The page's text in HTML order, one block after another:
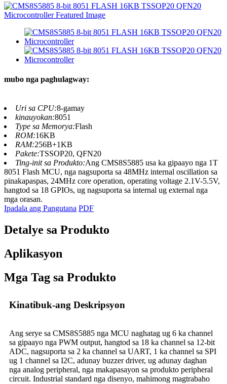
mubo nga paghulagway:
Uri sa CPU:8-gamay
kinauyokan:8051
Type sa Memorya:Flash
ROM:16KB
RAM:256B+1KB
Pakete:TSSOP20, QFN20
Ting-init sa Produkto:Ang CMS8S5885 usa ka gipaayo nga 1T
8051 Flash MCU, nga nagsuporta sa 48MHz internal oscillation sa
pinakapaspas, 24MHz core operation, operating voltage 2.1V-5.5V,
hangtod sa 18 GPIOs, ug nagsuporta sa internal ug external nga
mga orasan.
Ipadala ang Pangutana PDF
Detalye sa Produkto
Aplikasyon
Mga Tag sa Produkto
Kinatibuk-ang Deskripsyon
Ang serye sa CMS8S5885 nga MCU naghatag ug 6 ka channel
sa gipaayo nga PWM output, hangtod sa 18 ka channel sa 12-bit
ADC, nagsuporta sa 2 ka channel sa UART, 1 ka channel sa SPI
ug 1 channel sa I2C, adunay buzzer driver, ug adunay daghan
nga analog peripheral, nga makapasayon ​​sa produkto peripheral
circuit. Industrial standard nga disenyo, mahimong magtrabaho